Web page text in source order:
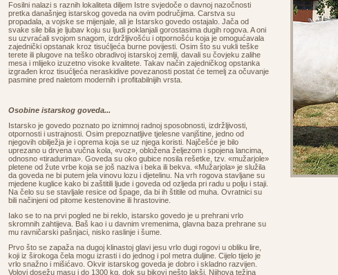
Fosilni nalazi s raznih lokaliteta diljem Istre svjedoče o davnoj nazočnosti
pretka današnjeg istarskog goveda na ovim područjima. Carstva su
propadala, a vojske se mijenjale, ali je Istarsko govedo ostajalo. Jača od
svake sile bila je ljubav koju su ljudi poklanjali gorostasima dugih rogova. A oni
su uzvraćali svojom snagom, izdržljivošću i otpornošću koja je omogućavala
zajednički opstanak kroz tisućljeća burne povijesti. Osim što su vukli teške
terete ili plugove na teško obradivoj istarskoj zemlji, davali su čovjeku zalihe
mesa i mlijeko izuzetno visoke kvalitete. Takav način zajedničkog opstanka
izgrađen kroz tisućljeća neraskidive povezanosti postat će temelj za očuvanje
pasmine pred naletom modernih i profitabilnijih vrsta.
Osobine istarskog goveda...
Istarsko je govedo poznato po iznimnoj radnoj sposobnosti, izdržljivosti,
otpornosti i ustrajnosti. Osim prepoznatljive tjelesne vanjštine, jedno od
njegovih obilježja je i oprema koja se uz njega koristi. Najčešće je bilo
uprezano u drvena vučna kola, «voz», obložena željezom i spojena lancima,
odnosno «tiradurima». Goveda su oko gubice nosila rešetke, tzv. «mužarjole»
pletene od žute vrbe koja se još naziva i beka ili bekva. «Mužarjola» je služila
da goveda ne bi putem jela vinovu lozu i djetelinu. Na vrh rogova stavljane su
mjedene kuglice kako bi zaštitili ljude i goveda od ozljeda pri radu u polju i staji.
Na čelo su se stavljale resice od špage, da bi ih štitile od muha. Ovratnici su
bili načinjeni od pitome kestenovine ili hrastovine.
Iako se to na prvi pogled ne bi reklo, istarsko govedo je u prehrani vrlo
skromnih zahtijeva. Baš kao i u davnim vremenima, glavna baza prehrane su
mu ravničarski pašnjaci, nisko raslinje i šume.
Prvo što se zapaža na dugoj klinastoj glavi jesu vrlo dugi rogovi u obliku lire,
koji iz širokoga čela mogu izrasti i do jednog i pol metra duljine. Cijelo tijelo je
vrlo snažno i mišićavo. Okvir istarskog goveda je dobro i skladno razvijen.
Volovi dosežu masu i do 1300 kg, dok su bikovi nešto lakši. Njihova težina